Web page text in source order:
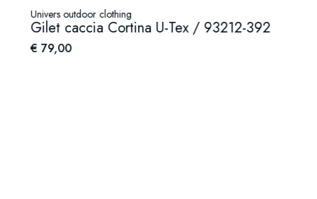
Univers outdoor clothing
Gilet caccia Cortina U-Tex / 93212-392
€ 79,00